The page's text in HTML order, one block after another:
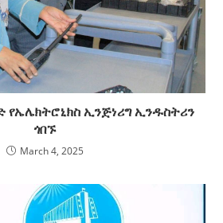
የኤሌክትሮኒክስ ኢንጅነሪግ ኢንዱስትሪን
ጎበኙ
March 4, 2025